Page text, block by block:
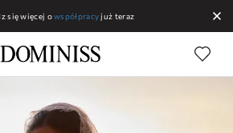
się więcej owspółpracyjuż teraz